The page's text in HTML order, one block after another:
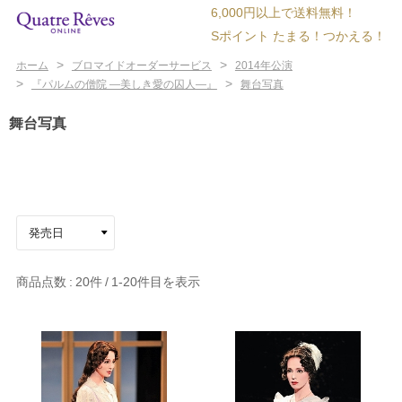
6,000円以上で送料無料！
Sポイント たまる！つかえる！
ホーム > ブロマイドオーダーサービス > 2014年公演
> 『パルムの僧院 ―美しき愛の囚人―』 > 舞台写真
舞台写真
商品点数 20件 1-20件目を表示